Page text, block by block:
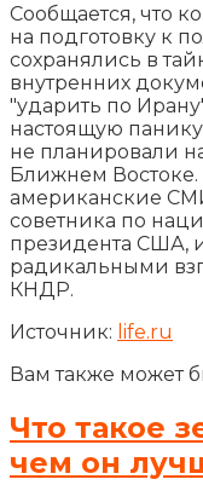
Сообщается, что
на подготовку к
сохранялись в
внутренних
"ударить по
настоящую
не планировали
Ближнем Востоке.
американские
советника по
президента США,
радикальными
КНДР.
Источник: life.ru
Вам также может
Что такое
чем он